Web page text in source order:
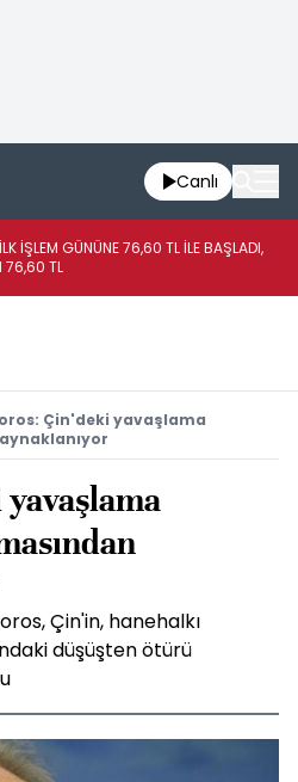
Canlı
İŞLEM GÜNÜNE 76,60 TL İLE BAŞLADI,
76,60 TL
Çin'deki yavaşlama
Çin'in, hanehalkı
düşüşten ötürü